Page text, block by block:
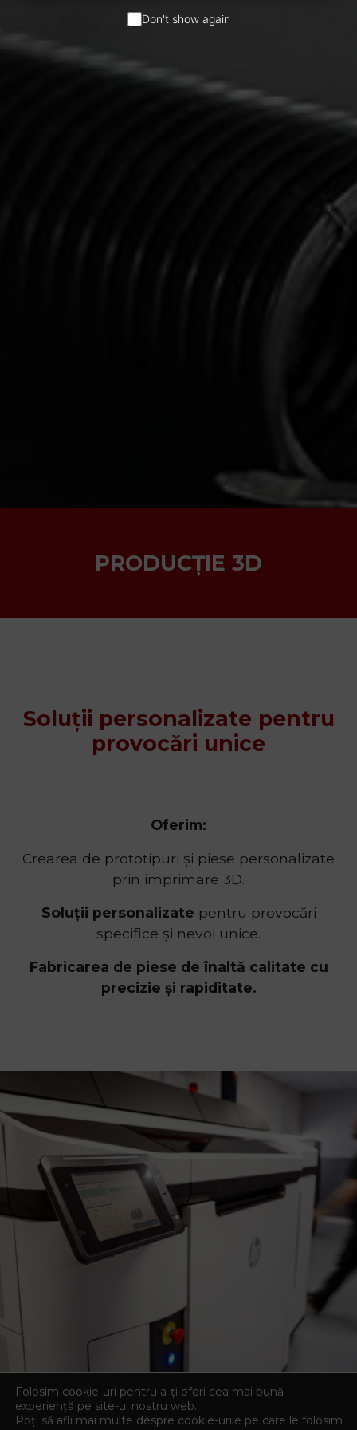
PRODUCȚIE 3D
Soluții personalizate pentru
provocări unice
Oferim:
Crearea de prototipuri și piese personalizate
prin imprimare 3D.
Soluții personalizate pentru provocări
specifice și nevoi unice.
Fabricarea de piese de înaltă calitate cu
precizie și rapiditate.
Folosim cookie-uri pentru a-ți oferi cea mai bună
experiență pe site-ul nostru web.
Poți să afli mai multe despre cookie-urile pe care le folosim
Don't show again